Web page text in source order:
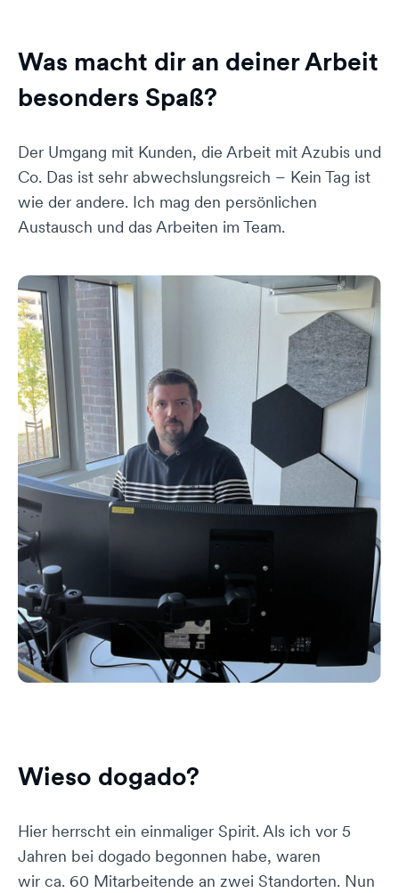
Was macht dir an deiner Arbeit
besonders Spaß?
Der Umgang mit Kunden, die Arbeit mit Azubis und
Co. Das ist sehr abwechslungsreich – Kein Tag ist
wie der andere. Ich mag den persönlichen
Austausch und das Arbeiten im Team.
Wieso dogado?
Hier herrscht ein einmaliger Spirit. Als ich vor 5
Jahren bei dogado begonnen habe, waren
wir ca. 60 Mitarbeitende an zwei Standorten. Nun